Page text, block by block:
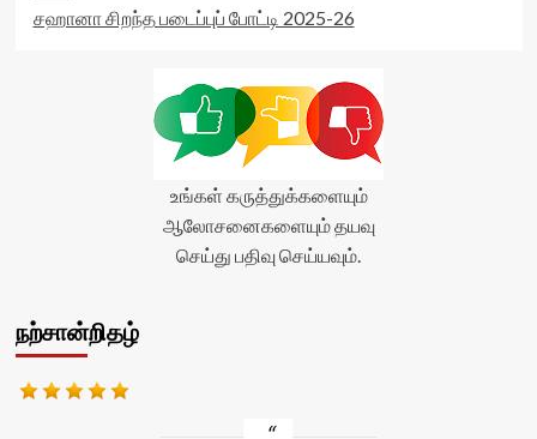
சஹானா சிறந்த படைப்புப் போட்டி 2025-26
உங்கள் கருத்துக்களையும்
ஆலோசனைகளையும் தயவு
செய்து பதிவு செய்யவும்.
நற்சான்றிதழ்